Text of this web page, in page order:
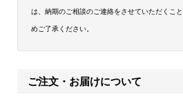
は、納期のご相談のご連絡をさせていただくこ
めご了承ください。
ご注文・お届けについて